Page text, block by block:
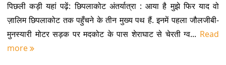
पिछली कड़ी यहां पढ़ें: छिपलाकोट अंतर्यात्रा : आया है मुझे फिर याद वो
ज़ालिम छिपलाकोट तक पहुँचने के तीन मुख्य पथ हैं. इनमें पहला जौलजीबी-
मुनस्यारी मोटर सड़क पर मदकोट के पास शेराघाट से चेरती ग्व... Read
more